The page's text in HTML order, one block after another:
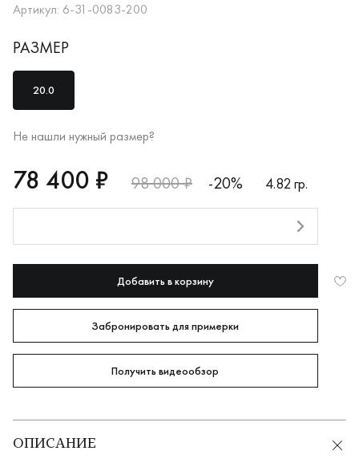
Артикул: 6-31-0083-200
РАЗМЕР
20.0
Не нашли нужный размер?
RUB
78400
78 400 ₽ 98 000 ₽ -20%
4.82 гр.
Добавить в корзину
Забронировать для примерки
Получить видеообзор
ОПИСАНИЕ